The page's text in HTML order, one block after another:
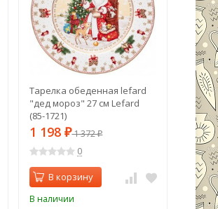
Тарелка обеденная lefard
"дед мороз" 27 см Lefard
(85-1721)
1 198₽1 372₽
0
В корзину
В наличии